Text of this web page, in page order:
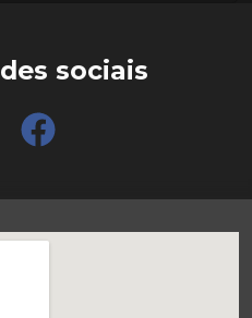
sociais